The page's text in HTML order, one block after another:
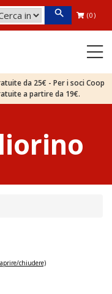
(0)
da 25€ - Per i soci Coop
a partire da 19€.
chiudere)